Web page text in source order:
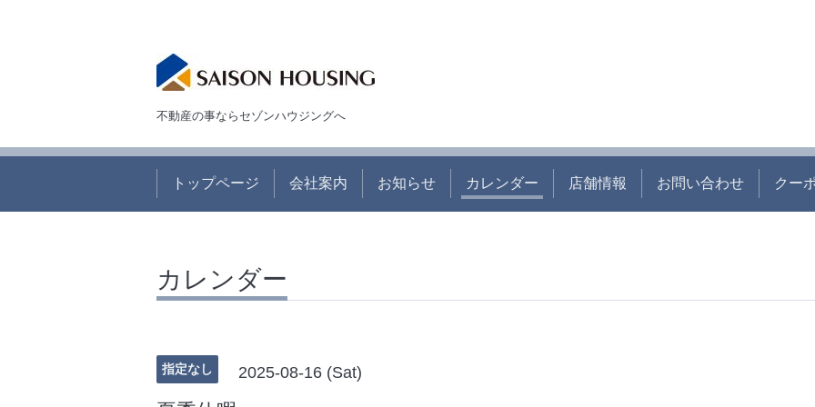
不動産の事ならセゾンハウジングへ
トップページ 会社案内 お知らせ カレンダー 店舗情報 お問い合わせ クー
カレンダー
指定なし 2025-08-16 (Sat)